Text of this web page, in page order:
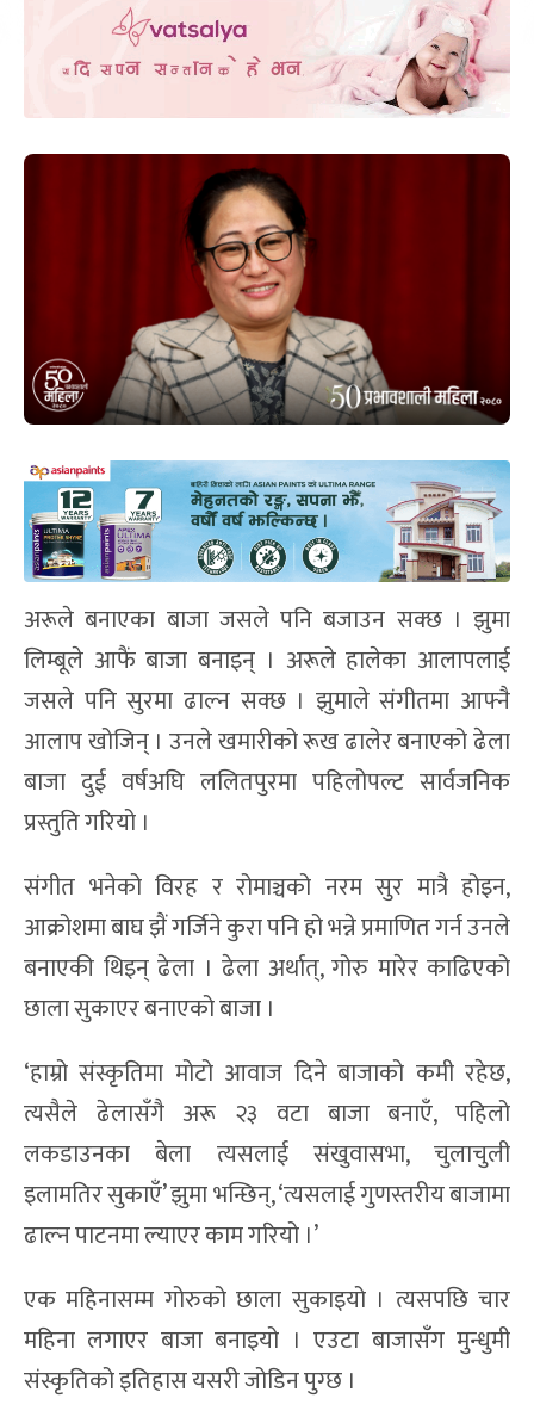
अरूले बनाएका बाजा जसले पनि बजाउन सक्छ । झुमा
लिम्बूले आफैं बाजा बनाइन् । अरूले हालेका आलापलाई
जसले पनि सुरमा ढाल्न सक्छ । झुमाले संगीतमा आफ्नै
आलाप खोजिन् । उनले खमारीको रूख ढालेर बनाएको ढेला
बाजा दुई वर्षअघि ललितपुरमा पहिलोपल्ट सार्वजनिक
प्रस्तुति गरियो ।
संगीत भनेको विरह र रोमाञ्चको नरम सुर मात्रै होइन,
आक्रोशमा बाघ झैं गर्जिने कुरा पनि हो भन्ने प्रमाणित गर्न उनले
बनाएकी थिइन् ढेला । ढेला अर्थात्, गोरु मारेर काढिएको
छाला सुकाएर बनाएको बाजा ।
‘हाम्रो संस्कृतिमा मोटो आवाज दिने बाजाको कमी रहेछ,
त्यसैले ढेलासँगै अरू २३ वटा बाजा बनाएँ, पहिलो
लकडाउनका बेला त्यसलाई संखुवासभा, चुलाचुली
इलामतिर सुकाएँ’ झुमा भन्छिन्, ‘त्यसलाई गुणस्तरीय बाजामा
ढाल्न पाटनमा ल्याएर काम गरियो ।’
एक महिनासम्म गोरुको छाला सुकाइयो । त्यसपछि चार
महिना लगाएर बाजा बनाइयो । एउटा बाजासँग मुन्धुमी
संस्कृतिको इतिहास यसरी जोडिन पुग्छ ।